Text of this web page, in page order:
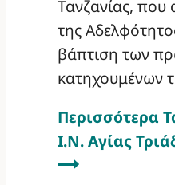
Τανζανίας, που
της
βάπτιση των
κατηχουμένων
Περισσότερα
Ι.Ν. Αγίας